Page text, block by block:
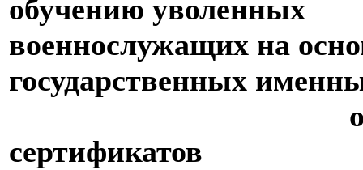
обучению уволенных
военнослужащих на
государственных
сертификатов